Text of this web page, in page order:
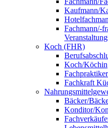
Kaufmann/
Fachmann/-
Koch (FHR)
Koch/Köchin
Fachkraft
Bäcker/
Konditor/